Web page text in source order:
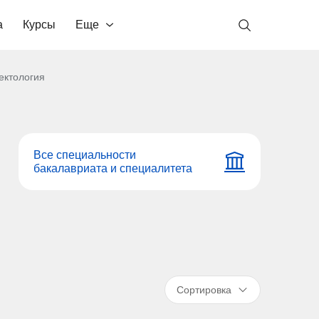
Курсы Еще
Все специальности
бакалавриата и специалитета
Сортировка